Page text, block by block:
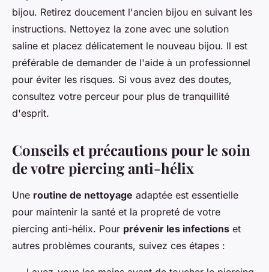
bijou. Retirez doucement l'ancien bijou en suivant les
instructions. Nettoyez la zone avec une solution
saline et placez délicatement le nouveau bijou. Il est
préférable de demander de l'aide à un professionnel
pour éviter les risques. Si vous avez des doutes,
consultez votre perceur pour plus de tranquillité
d'esprit.
Conseils et précautions pour le soin
de votre piercing anti-hélix
Une routine de nettoyage adaptée est essentielle
pour maintenir la santé et la propreté de votre
piercing anti-hélix. Pour prévenir les infections et
autres problèmes courants, suivez ces étapes :